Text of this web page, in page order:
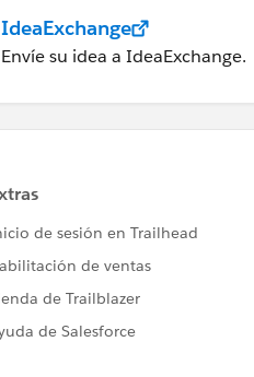
IdeaExchange
Envíe su idea a IdeaExchange.